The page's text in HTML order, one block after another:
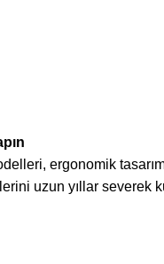
ergonomik
uzun yıllar